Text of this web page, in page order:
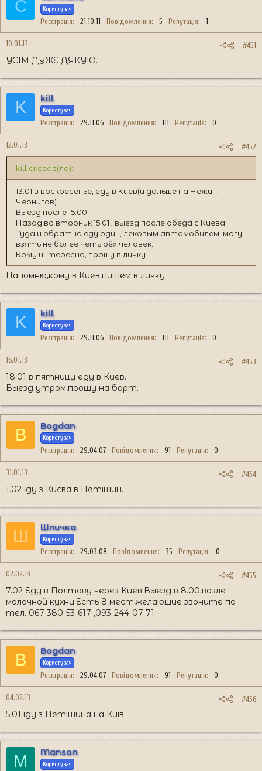
С Користувач
Реєстрація 21.10.11 Повідомлення 5 Репутація 1
10.01.13 #451
УСІМ ДУЖЕ ДЯКУЮ.
K kill
Користувач
Реєстрація 29.11.06 Повідомлення 111 Репутація 0
12.01.13 #452
kill сказав(ла):
13.01 в воскресенье, еду в Киев(и дальше на Нежин,
Чернигов).
Выезд после 15.00
Назад во вторник 15.01 , выезд после обеда с Киева.
Туда и обратно еду один, лековым автомобилем, могу
взять не более четырёх человек.
Кому интересно, прошу в личку.
Напомню,кому в Киев,пишем в личку.
K kill
Користувач
Реєстрація 29.11.06 Повідомлення 111 Репутація 0
16.01.13 #453
18.01 в пятницу еду в Киев.
Выезд утром,прошу на борт.
B Bogdan
Користувач
Реєстрація 29.04.07 Повідомлення 91 Репутація 0
31.01.13 #454
1.02 їду з Києва в Нетішин.
Ш Шпичка
Користувач
Реєстрація 29.03.08 Повідомлення 35 Репутація 0
02.02.13 #455
7.02 Еду в Полтаву через Киев.Выезд в 8.00,возле
молочной кухни.Есть 8 мест,желающие звоните по
тел. 067-380-53-617 ,093-244-07-71
B Bogdan
Користувач
Реєстрація 29.04.07 Повідомлення 91 Репутація 0
04.02.13 #456
5.01 їду з Нетішина на Київ
M Manson
Користувач